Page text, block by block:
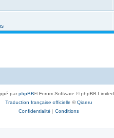
parphpBB® Forum Software © phpBB Limited
Traduction française officielle ©Qiaeru
Confidentialité | Conditions